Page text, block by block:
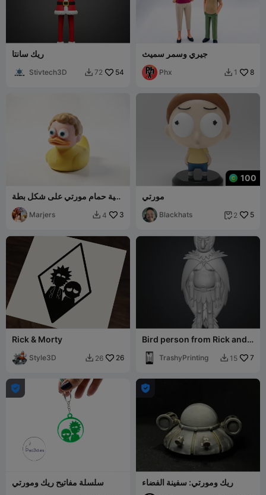
ريك سانتا
Stivtech3D  72 54
جيري وسمر سميث
Phx  1 8
دمية حمام مورتي على شكل بطة
مطاطية قابلة للتحصيل والطباعة
ثلاثية الأبعاد
Marjers  4 3
100
مورتي
Blackhats  2 5
Rick & Morty
Style3D  26 26
Bird person from Rick and
TrashyPrinting  15 7

سلسلة مفاتيح ريك ومورتي

ريك ومورتي: سفينة الفضاء